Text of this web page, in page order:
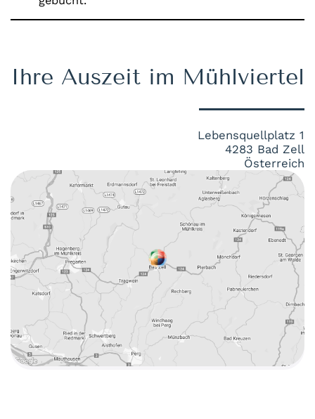
Ihre Auszeit im Mühlviertel
Lebensquellplatz 1
4283 Bad Zell
Österreich